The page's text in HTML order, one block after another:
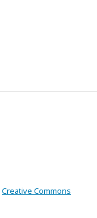
Creative Commons